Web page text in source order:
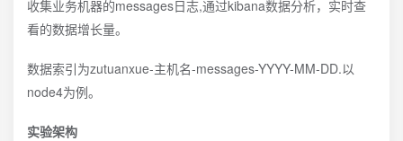
收集业务机器的messages日志,通过kibana数据分析，实时查
看的数据增长量。
数据索引为zutuanxue-主机名-messages-YYYY-MM-DD.以
node4为例。
实验架构